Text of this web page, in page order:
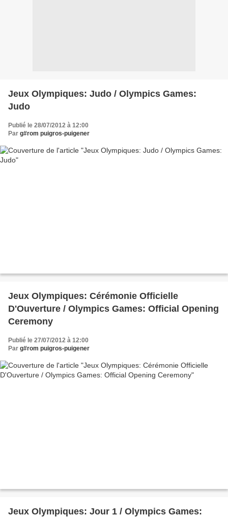
Jeux Olympiques: Judo / Olympics Games:
Judo
Publié le 28/07/2012 à 12:00
Par g#rom puigros-puigener
Jeux Olympiques: Cérémonie Officielle
D'Ouverture / Olympics Games: Official Opening
Ceremony
Publié le 27/07/2012 à 12:00
Par g#rom puigros-puigener
Jeux Olympiques: Jour 1 / Olympics Games: